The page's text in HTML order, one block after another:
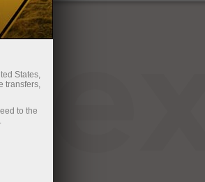
States,
transfers,
to the